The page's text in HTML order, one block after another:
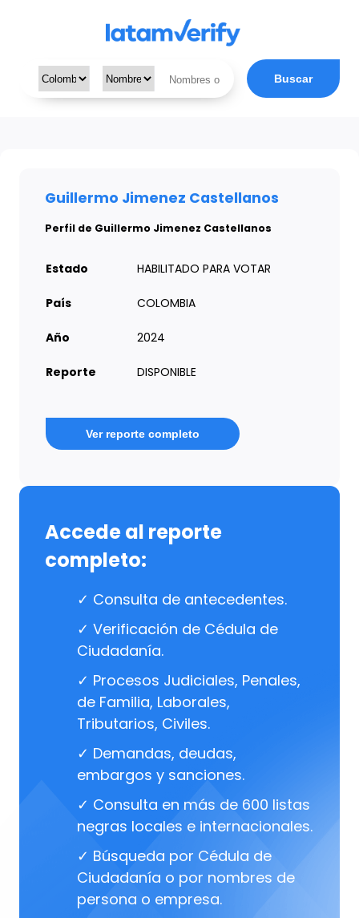
Buscar
Guillermo Jimenez Castellanos
Perfil de Guillermo Jimenez Castellanos
Estado HABILITADO PARA VOTAR
País COLOMBIA
Año 2024
Reporte DISPONIBLE
Ver reporte completo
Accede al reporte
completo:
✓ Consulta de antecedentes.
✓ Verificación de Cédula de
Ciudadanía.
✓ Procesos Judiciales, Penales,
de Familia, Laborales,
Tributarios, Civiles.
✓ Demandas, deudas,
embargos y sanciones.
✓ Consulta en más de 600 listas
negras locales e internacionales.
✓ Búsqueda por Cédula de
Ciudadanía o por nombres de
persona o empresa.